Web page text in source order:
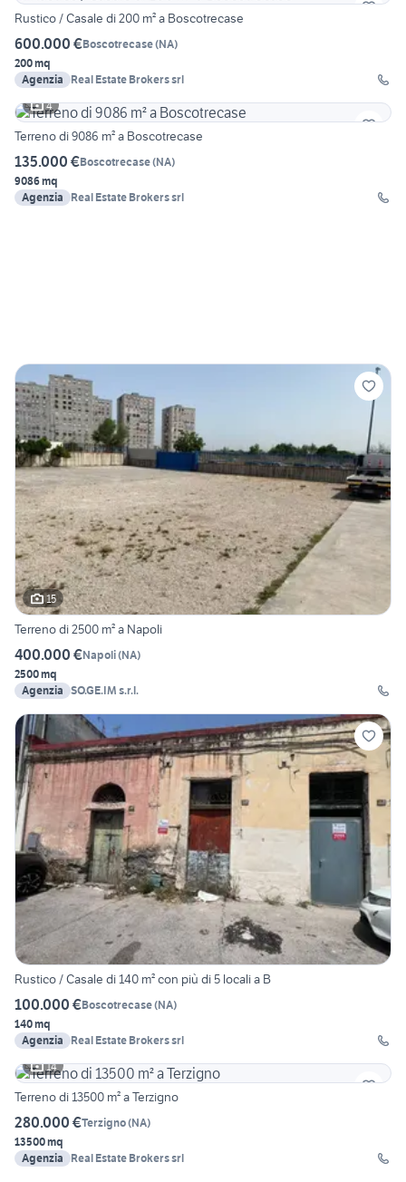
Rustico / Casale di 200 m² a Boscotrecase
600.000 €Boscotrecase(NA)
200 mq
Agenzia
Real Estate Brokers srl
4
Terreno di 9086 m² a Boscotrecase
135.000 €Boscotrecase(NA)
9086 mq
Agenzia
Real Estate Brokers srl
15
Terreno di 2500 m² a Napoli
400.000 €Napoli(NA)
2500 mq
Agenzia SO.GE.IM s.r.l.
Rustico / Casale di 140 m² con più di 5 locali a B
100.000 €Boscotrecase(NA)
140 mq
Agenzia
Real Estate Brokers srl
14
Terreno di 13500 m² a Terzigno
280.000 €Terzigno(NA)
13500 mq
Agenzia
Real Estate Brokers srl